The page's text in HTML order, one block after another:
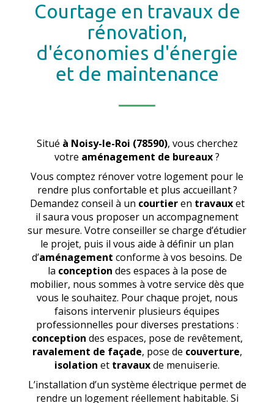
Courtage en travaux de
rénovation,
d'économies d'énergie
et de maintenance
Situé à Noisy-le-Roi (78590), vous cherchez
votre aménagement de bureaux?
Vous comptez rénover votre logement pour le
rendre plus confortable et plus accueillant ?
Demandez conseil à un courtieren travauxet
il saura vous proposer un accompagnement
sur mesure. Votre conseiller se charge d’étudier
le projet, puis il vous aide à définir un plan
d’aménagement conforme à vos besoins. De
la conception des espaces à la pose de
mobilier, nous sommes à votre service dès que
vous le souhaitez. Pour chaque projet, nous
faisons intervenir plusieurs équipes
professionnelles pour diverses prestations :
conception des espaces, pose de revêtement,
ravalement de façade, pose de couverture,
isolation et travauxde menuiserie.
L’installation d’un système électrique permet de
rendre un logement réellement habitable. Si